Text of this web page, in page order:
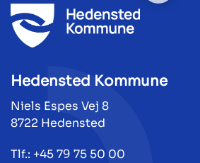
Hedensted Kommune
Niels Espes Vej 8
8722 Hedensted
Tlf.: +45 79 75 50 00